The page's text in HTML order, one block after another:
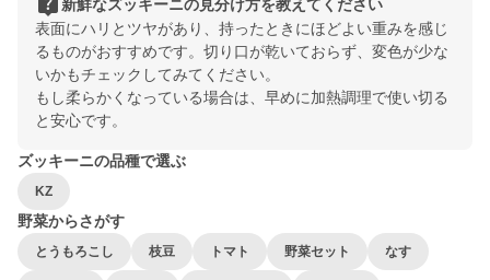
新鮮なズッキーニの見分け方を教えてください
表面にハリとツヤがあり、持ったときにほどよい重みを感じ
るものがおすすめです。切り口が乾いておらず、変色が少な
いかもチェックしてみてください。
もし柔らかくなっている場合は、早めに加熱調理で使い切る
と安心です。
ズッキーニの品種で選ぶ
KZ
野菜からさがす
とうもろこし 枝豆 トマト 野菜セット なす